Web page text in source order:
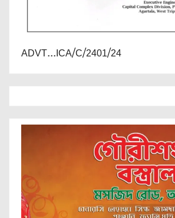
ADVT...ICA/C/2401/24